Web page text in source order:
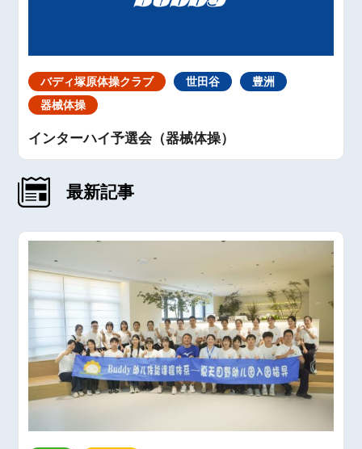
バディ塚原体操クラブ 世田谷
豊洲
器械体操
インターハイ予選会（器械体操）
最新記事